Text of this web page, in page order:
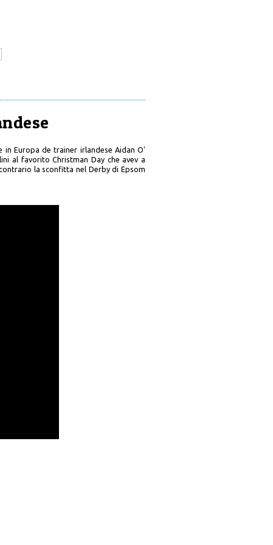
in Europa de trainer irlandese Aidan O'
al favorito Christman Day che avev a
la sconfitta nel Derby di Epsom